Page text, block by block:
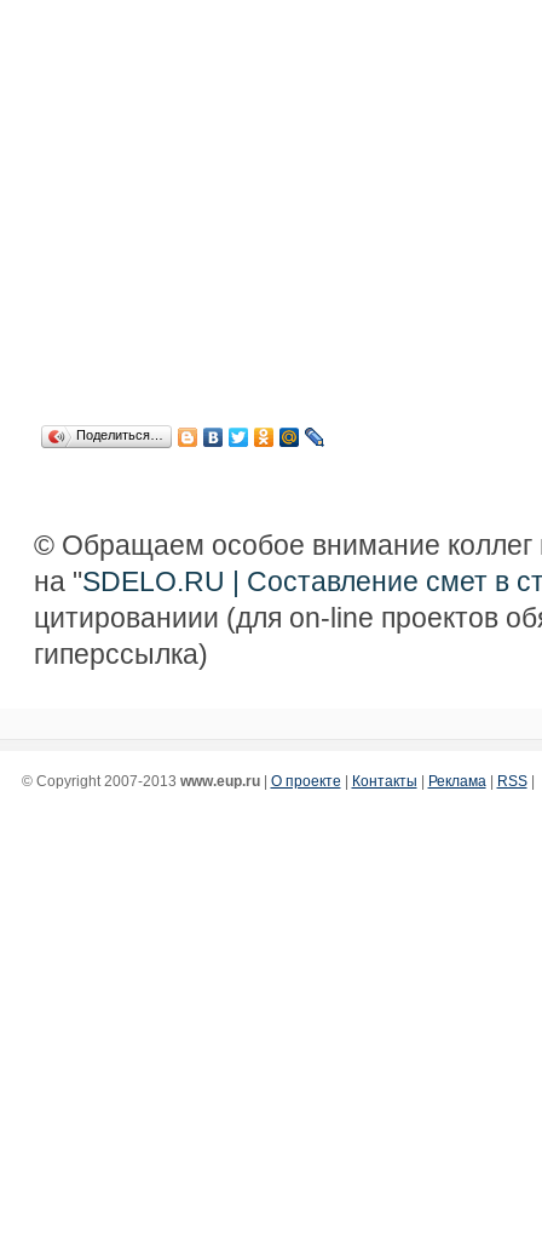
Поделиться…
© Обращаем особое внимание коллег
на "SDELO.RU | Составление смет в
цитированиии (для on-line проектов
гиперссылка)
© Copyright 2007-2013 www.eup.ru| О проекте | Контакты | Реклама | RSS|